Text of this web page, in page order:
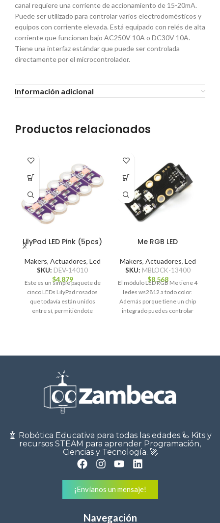
canal requiere una corriente de accionamiento de 15-20mA.
Puede ser utilizado para controlar varios electrodomésticos y
equipos con corriente elevada. Está equipado con relés de alta
corriente que funcionan bajo AC250V 10A o DC30V 10A.
Tiene una interfaz estándar que puede ser controlada
directamente por el microcontrolador.
Información adicional
Productos relacionados
LilyPad LED Pink (5pcs)
Makers, Actuadores, Led
SKU: DEV-14010
$4.879
Este es un simple paquete de
cinco LEDs LilyPad rosados
que todavía están unidos
entre sí, permitiéndote
Me RGB LED
Makers, Actuadores, Led
SKU: MBLOCK-13400
$8.568
El módulo LED RGB Me tiene 4
ledes ws2812 a todo color.
Además porque tiene un chip
integrado puedes controlar
🤖 Robótica Educativa para todas las edades.🦾 Kits y
recursos STEAM para aprender Programación,
Ciencias y Tecnología. 🚀
¡Envíanos un mensaje!
Navegación